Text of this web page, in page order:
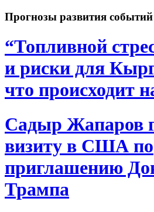
Прогнозы развития событий
“Топливной
и риски для
что происходит
Садыр Жапаров
визиту в США по
приглашению
Трампа